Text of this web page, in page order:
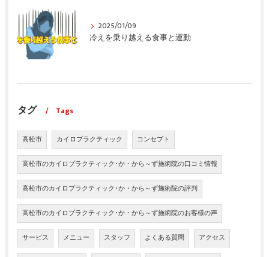
2025/01/09
冷えを乗り越える食事と運動
タグ Tags
高松市 カイロプラクティック コンセプト
高松市のカイロプラクティック･か・から～ず施術院の口コミ情報
高松市のカイロプラクティック･か・から～ず施術院の評判
高松市のカイロプラクティック･か・から～ず施術院のお客様の声
サービス メニュー スタッフ よくある質問 アクセス